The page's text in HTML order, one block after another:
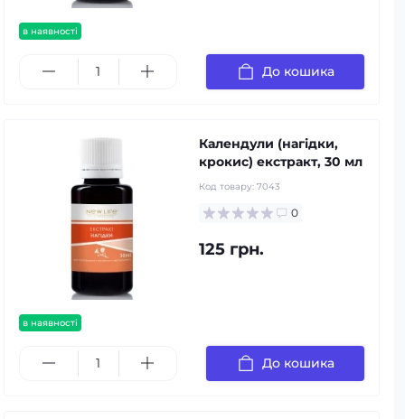
в наявності
До кошика
в наявності
Календули (нагідки,
крокис) екстракт, 30 мл
Код товару: 7043
0
125 грн.
До кошика